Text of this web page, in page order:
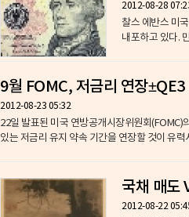
2012-08-28
찰스 에반스 미
내포하고 있다.
9월 FOMC, 저금리 연장±QE3
2012-08-23 05:32
22일 발표된 미국 연방공개시장위원회(FOMC)의 의사록(7월31일~8월
있는 저금리 유지 약속 기간을 연장할 것이 유력
국채 매도
2012-08-22